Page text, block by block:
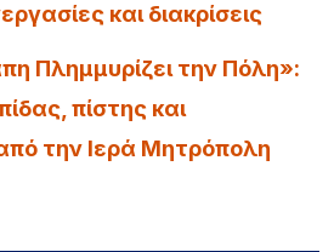
και διακρίσεις
Πλημμυρίζει την Πόλη»:
πίστης και
την Ιερά Μητρόπολη